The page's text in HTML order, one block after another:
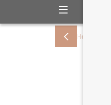
Home